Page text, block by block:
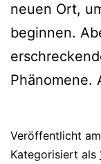
neuen Ort,
beginnen.
Phänomene.
Veröffentlicht am
Kategorisiert als